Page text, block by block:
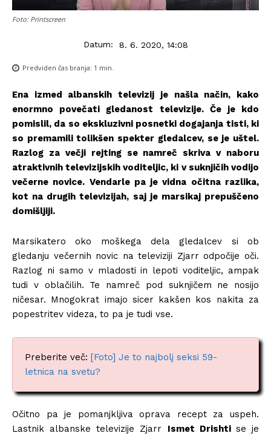
Foto: Printscreen
Datum: 8. 6. 2020, 14:08
Predviden čas branja: 1 min.
Ena izmed albanskih televizij je našla način, kako
enormno povečati gledanost televizije. Če je kdo
pomislil, da so ekskluzivni posnetki dogajanja tisti, ki
so premamili tolikšen spekter gledalcev, se je uštel.
Razlog za večji rejting se namreč skriva v naboru
atraktivnih televizijskih voditeljic, ki v suknjičih vodijo
večerne novice. Vendarle pa je vidna očitna razlika,
kot na drugih televizijah, saj je marsikaj prepuščeno
domišljiji.
Marsikatero oko moškega dela gledalcev si ob
gledanju večernih novic na televiziji Zjarr odpočije oči.
Razlog ni samo v mladosti in lepoti voditeljic, ampak
tudi v oblačilih. Te namreč pod suknjičem ne nosijo
ničesar. Mnogokrat imajo sicer kakšen kos nakita za
popestritev videza, to pa je tudi vse.
Preberite več: [Foto] Je to najbolj seksi 59-
letnica na svetu?
Očitno pa je pomanjkljiva oprava recept za uspeh.
Lastnik albanske televizije Zjarr Ismet Drishti se je